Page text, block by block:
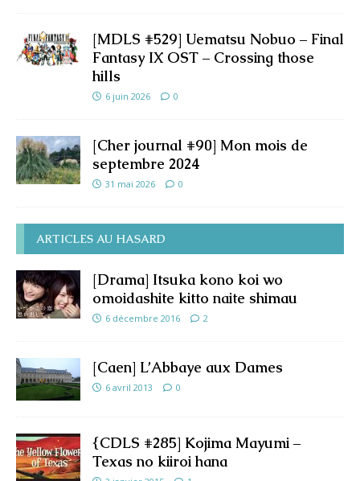
[MDLS #529] Uematsu Nobuo – Final
Fantasy IX OST – Crossing those
hills
6 juin 2026 0
[Cher journal #90] Mon mois de
septembre 2024
31 mai 2026 0
ARTICLES AU HASARD
[Drama] Itsuka kono koi wo
omoidashite kitto naite shimau
6 décembre 2016 2
[Caen] L’Abbaye aux Dames
6 avril 2013 0
{CDLS #285] Kojima Mayumi –
Texas no kiiroi hana